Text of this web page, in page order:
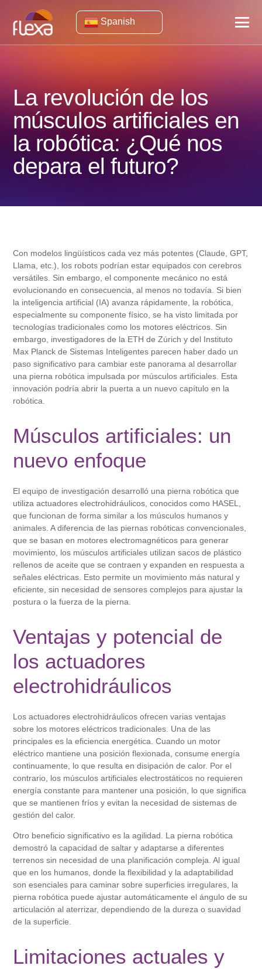
Spanish
La revolución de los
músculos artificiales en
la robótica: ¿Qué nos
depara el futuro?
Con modelos lingüísticos cada vez más potentes (Claude, GPT,
Llama, etc.), los robots podrían estar equipados con cerebros
versátiles. Sin embargo, el componente mecánico no está
evolucionando en consecuencia, al menos no todavía. Si bien
la inteligencia artificial (IA) avanza rápidamente, la robótica,
especialmente su componente físico, se ha visto limitada por
tecnologías tradicionales como los motores eléctricos. Sin
embargo, investigadores de la ETH de Zúrich y del Instituto
Max Planck de Sistemas Inteligentes parecen haber dado un
paso significativo para cambiar este panorama al desarrollar
una pierna robótica impulsada por músculos artificiales. Esta
innovación podría abrir la puerta a un nuevo capítulo en la
robótica.
Músculos artificiales: un
nuevo enfoque
El equipo de investigación desarrolló una pierna robótica que
utiliza actuadores electrohidráulicos, conocidos como HASEL,
que funcionan de forma similar a los músculos humanos y
animales. A diferencia de las piernas robóticas convencionales,
que se basan en motores electromagnéticos para generar
movimiento, los músculos artificiales utilizan sacos de plástico
rellenos de aceite que se contraen y expanden en respuesta a
señales eléctricas. Esto permite un movimiento más natural y
eficiente, sin necesidad de sensores complejos para ajustar la
postura o la fuerza de la pierna.
Ventajas y potencial de
los actuadores
electrohidráulicos
Los actuadores electrohidráulicos ofrecen varias ventajas
sobre los motores eléctricos tradicionales. Una de las
principales es la eficiencia energética. Cuando un motor
eléctrico mantiene una posición flexionada, consume energía
continuamente, lo que resulta en disipación de calor. Por el
contrario, los músculos artificiales electrostáticos no requieren
energía constante para mantener una posición, lo que significa
que se mantienen fríos y evitan la necesidad de sistemas de
gestión del calor.
Otro beneficio significativo es la agilidad. La pierna robótica
demostró la capacidad de saltar y adaptarse a diferentes
terrenos sin necesidad de una planificación compleja. Al igual
que en los humanos, donde la flexibilidad y la adaptabilidad
son esenciales para caminar sobre superficies irregulares, la
pierna robótica puede ajustar automáticamente el ángulo de su
articulación al aterrizar, dependiendo de la dureza o suavidad
de la superficie.
Limitaciones actuales y